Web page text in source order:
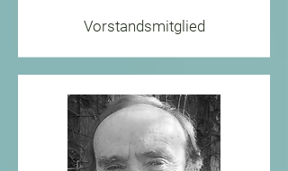
Vorstandsmitglied